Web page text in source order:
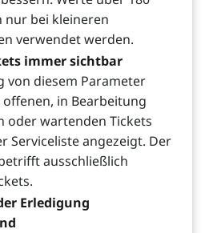
nur bei kleineren
verwendet werden.
immer sichtbar
von diesem Parameter
in Bearbeitung
oder wartenden Tickets
Serviceliste angezeigt. Der
ausschließlich
Erledigung